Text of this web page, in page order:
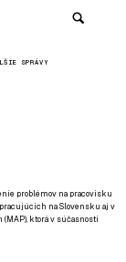
SPRÁVY
problémov na pracovisku
na Slovensku aj v
ktorá v súčasnosti